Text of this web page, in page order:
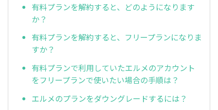
有料プランを解約すると、どのようになります
か？
有料プランを解約すると、フリープランになりま
すか？
有料プランで利用していたエルメのアカウント
をフリープランで使いたい場合の手順は？
エルメのプランをダウングレードするには？